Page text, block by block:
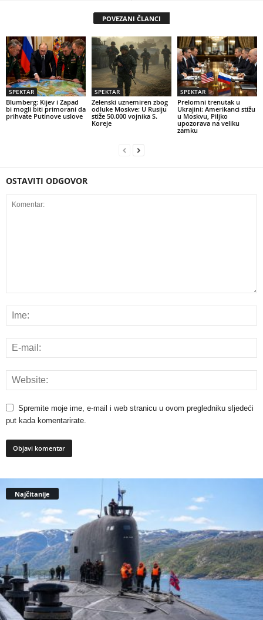
POVEZANI ČLANCI
SPEKTAR
Blumberg: Kijev i Zapad
bi mogli biti primorani da
prihvate Putinove uslove
SPEKTAR
Zelenski uznemiren zbog
odluke Moskve: U Rusiju
stiže 50.000 vojnika S.
Koreje
SPEKTAR
Prelomni trenutak u
Ukrajini: Amerikanci stižu
u Moskvu, Piljko
upozorava na veliku
zamku
OSTAVITI ODGOVOR
Spremite moje ime, e-mail i web stranicu u ovom pregledniku sljedeći
put kada komentarirate.
Najčitanije